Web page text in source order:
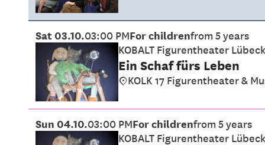
Sat 03.10.03:00 PMFor childrenfrom 5 years
KOBALT Figurentheater Lübeck
Ein Schaf fürs Leben
KOLK 17 Figurentheater &
Sun 04.10.03:00 PMFor childrenfrom 5 years
KOBALT Figurentheater Lübeck